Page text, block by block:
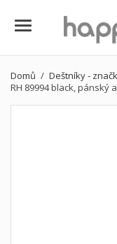
Domů Deštníky -
RH 89994 black, pánský